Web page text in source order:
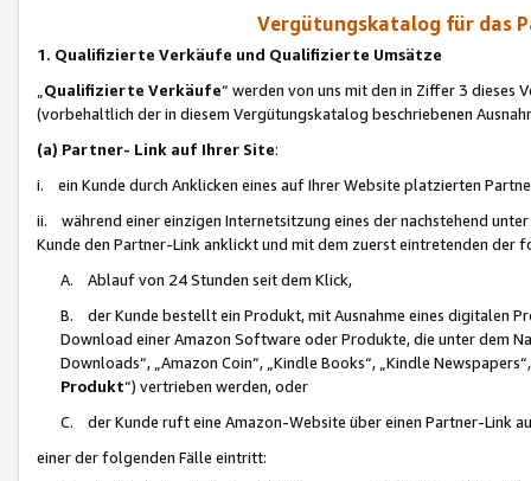
Vergütungskatalog für das
1. Qualifizierte Verkäufe und Qualifizierte Umsätze
Qualifizierte Verkäufe“ werden von uns mit den in Ziffer 3
(vorbehaltlich der in diesem Vergütungskatalog beschriebenen
(a) Partner- Link auf Ihrer Site:
i. ein Kunde durch Anklicken eines auf Ihrer Website platzierten
ii. während einer einzigen Internetsitzung eines der nachstehend
Kunde den Partner-Link anklickt und mit dem zuerst eintretenden der
A. Ablauf von 24 Stunden seit dem Klick,
B. der Kunde bestellt ein Produkt, mit Ausnahme eines digitalen
Download einer Amazon Software oder Produkte, die unter dem
Downloads“, „Amazon Coin“, „Kindle Books“, „Kindle
Produkt“) vertrieben werden, oder
C. der Kunde ruft eine Amazon-Website über einen Partner-Link
einer der folgenden Fälle eintritt: